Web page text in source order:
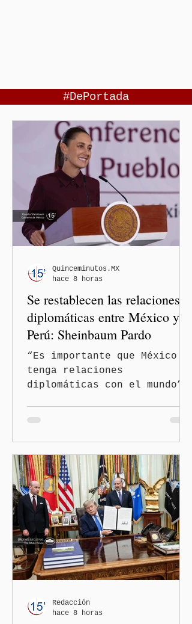
#DePortada
Se restablecen las relaciones
diplomáticas entre México y
Perú: Sheinbaum Pardo
“Es importante que México
tenga relaciones
diplomáticas con el mundo”,
Sheinbaum Pardo anunció el
restablecimiento de las
relaciones diplomáticas
entre los gobiernos de
México y Perú. “Es
importante que más allá de
la orientación política de
los gobiernos —porque hay
orientaciones políticas de
los gobiernos, llegan por
— es importante que México
tenga relaciones
Quinceminutos.MX
hace 8 horas
Redacción
hace 8 horas